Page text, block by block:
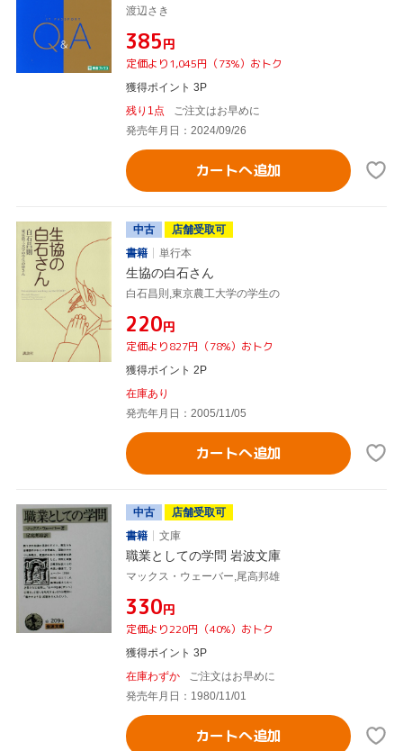
渡辺さき
¥385円
定価より1,045円（73%）おトク
獲得ポイント 3P
残り1点
ご注文はお早めに
発売年月日：2024/09/26
カートへ追加
中古
店舗受取可
書籍
単行本
生協の白石さん
白石昌則,東京農工大学の学生の
¥220円
定価より827円（78%）おトク
獲得ポイント 2P
在庫あり
発売年月日：2005/11/05
カートへ追加
中古
店舗受取可
書籍
文庫
職業としての学問 岩波文庫
マックス・ウェーバー,尾高邦雄
¥330円
定価より220円（40%）おトク
獲得ポイント 3P
在庫わずか
ご注文はお早めに
発売年月日：1980/11/01
カートへ追加